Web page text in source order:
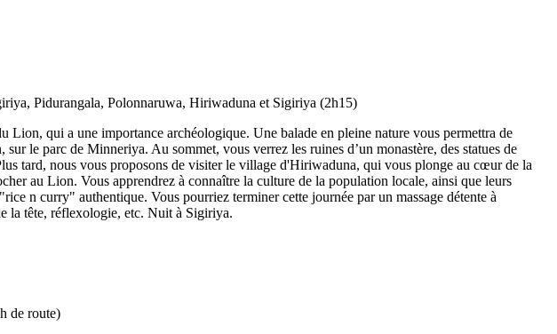
Lion, qui a une importance archéologique. Une balade en pleine nature vous permettra de
le parc de Minneriya. Au sommet, vous verrez les ruines d’un monastère, des statues de
tard, nous vous proposons de visiter le village d'Hiriwaduna, qui vous plonge au cœur de la
au Lion. Vous apprendrez à connaître la culture de la population locale, ainsi que leurs
n curry" authentique. Vous pourriez terminer cette journée par un massage détente à
la tête, réflexologie, etc. Nuit à Sigiriya.